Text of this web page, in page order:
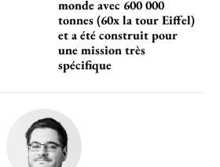
monde avec 600 000
tonnes (60x la tour Eiffel)
et a été construit pour
une mission très
spécifique